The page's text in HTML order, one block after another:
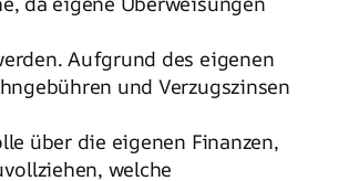
Aufgrund des eigenen
und Verzugszinsen
über die eigenen Finanzen,
welche